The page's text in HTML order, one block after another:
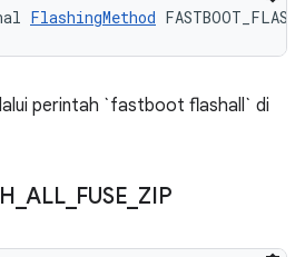
FlashingMethod
perintah `fastboot flashall` di
_ALL_ FUSE ZIP